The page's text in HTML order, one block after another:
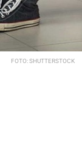
FOTO: SHUTTERSTOCK